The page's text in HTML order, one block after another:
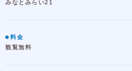
みなとみらい21
料金
観覧無料